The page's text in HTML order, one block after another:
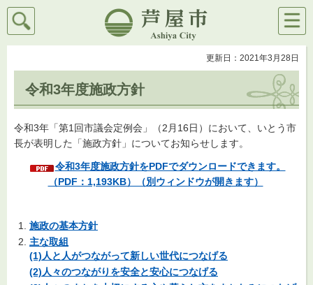
芦屋市
検索
メニ
ュー
更新日：2021年3月28日
令和3年度施政方針
令和3年「第1回市議会定例会」（2月16日）において、いとう市
長が表明した「施政方針」についてお知らせします。
令和3年度施政方針をPDFでダウンロードできます。
（PDF：1,193KB）（別ウィンドウが開きます）
施政の基本方針
主な取組
(1)人と人がつながって新しい世代につなげる
(2)人々のつながりを安全と安心につなげる